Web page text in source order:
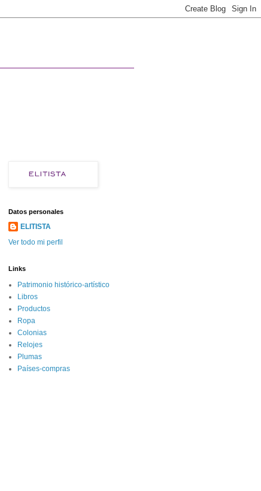
Datos personales
ELITISTA
Ver todo mi perfil
Links
Patrimonio histórico-artístico
Libros
Productos
Ropa
Colonias
Relojes
Plumas
Países-compras